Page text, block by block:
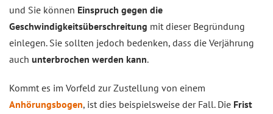
und Sie können Einspruch gegen die
Geschwindigkeitsüberschreitung mit dieser Begründung
einlegen. Sie sollten jedoch bedenken, dass die Verjährung
auch unterbrochen werden kann.
Kommt es im Vorfeld zur Zustellung von einem
Anhörungsbogen, ist dies beispielsweise der Fall. Die Frist